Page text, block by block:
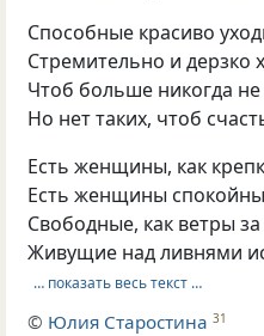
Способные красиво
Стремительно и дерзко
Чтоб больше никогда
Но нет таких, чтоб
Есть женщины, как
Есть женщины
Свободные, как ветры
Живущие над ливнями
… показать весь текст …
© Юлия Старостина 31